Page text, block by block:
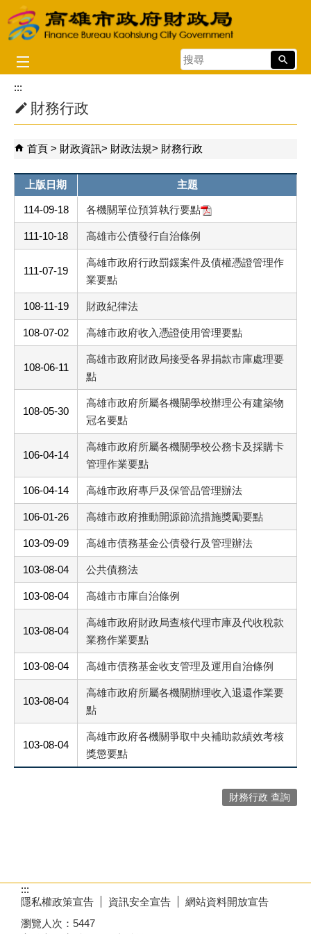
跳到主要內容區塊
搜
尋
:::
財務行政
首頁 財政資訊 財政法規 財務行政
上版日期 主題
114-09-18 各機關單位預算執行要點
111-10-18 高雄市公債發行自治條例
111-07-19
高雄市政府行政罰鍰案件及債權憑證管理作
業要點
108-11-19 財政紀律法
108-07-02 高雄市政府收入憑證使用管理要點
108-06-11
高雄市政府財政局接受各界捐款市庫處理要
點
108-05-30
高雄市政府所屬各機關學校辦理公有建築物
冠名要點
106-04-14
高雄市政府所屬各機關學校公務卡及採購卡
管理作業要點
106-04-14 高雄市政府專戶及保管品管理辦法
106-01-26 高雄市政府推動開源節流措施獎勵要點
103-09-09 高雄市債務基金公債發行及管理辦法
103-08-04 公共債務法
103-08-04 高雄市市庫自治條例
103-08-04
高雄市政府財政局查核代理市庫及代收稅款
業務作業要點
103-08-04 高雄市債務基金收支管理及運用自治條例
103-08-04
高雄市政府所屬各機關辦理收入退還作業要
點
103-08-04
高雄市政府各機關爭取中央補助款績效考核
獎懲要點
財務行政 查詢
:::
隱私權政策宣告
資訊安全宣告
網站資料開放宣告
瀏覽人次： 5447